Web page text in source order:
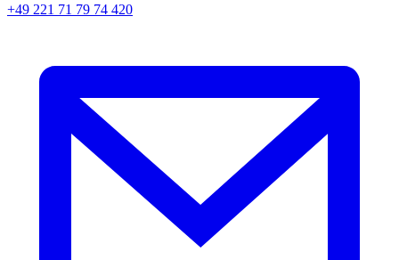
+49 221 71 79 74 420